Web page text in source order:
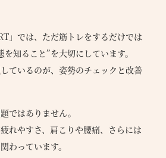
」では、ただ筋トレをするだけでは
知ること”を大切にしています。
ているのが、姿勢のチェックと改善
ではありません。
れやすさ、肩こりや腰痛、さらには
わっています。